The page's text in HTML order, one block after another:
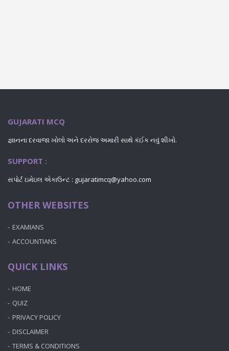
GUJARATI MCQ
જ્ઞાનના દરવાજા ખોલો અને દરરોજ અમારી સાથે કંઈક નવું શીખો.
SUPPORT :
સપોર્ટ ઇમેઇલ એકાઉન્ટ : gujaratimcq@yahoo.com
OTHER WEBSITES
EXAMIANS
ACCOUNTIANS
QUICK LINKS
HOME
QUIZ
PRIVACY POLICY
DISCLAIMER
TERMS & CONDITIONS